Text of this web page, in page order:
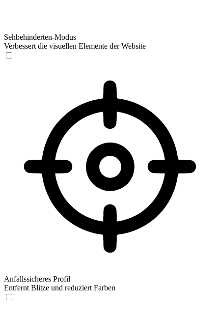
Sehbehinderten-Modus
Verbessert die visuellen Elemente der Website
Anfallssicheres Profil
Entfernt Blitze und reduziert Farben